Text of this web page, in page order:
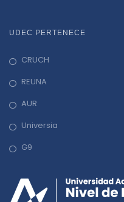
UDEC PERTENECE
CRUCH
REUNA
AUR
Universia
G9